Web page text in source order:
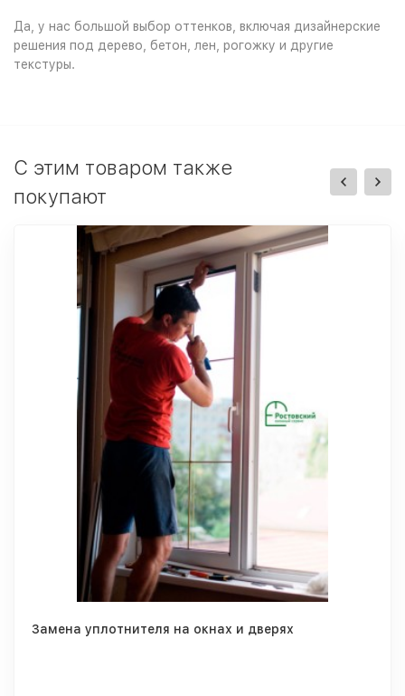
Да, у нас большой выбор оттенков, включая дизайнерские
решения под дерево, бетон, лен, рогожку и другие
текстуры.
C этим товаром также
покупают
Замена уплотнителя на окнах и дверях